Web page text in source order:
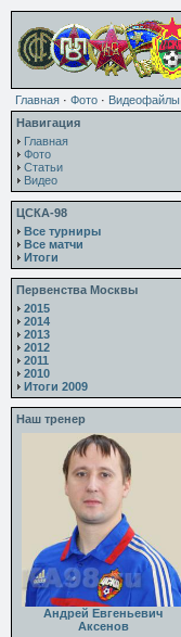
Главная · Фото · Видеофайлы
Навигация
Главная
Фото
Статьи
Видео
ЦСКА-98
Все турниры
Все матчи
Итоги
Первенства Москвы
2015
2014
2013
2012
2011
2010
Итоги 2009
Наш тренер
Андрей Евгеньевич
Аксенов